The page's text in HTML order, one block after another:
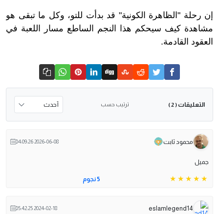
إن رحلة "الظاهرة الكونية" قد بدأت للتو، وكل ما تبقى هو
مشاهدة كيف سيحكم هذا النجم الساطع مسار اللعبة في
العقود القادمة.
التعليقات ( 2 ) ترتيب حسب
محمود ثابت 2026-06-08 04:09:26
جميل
5 نجوم
eslamlegend14
2024-02-18 05:42:25